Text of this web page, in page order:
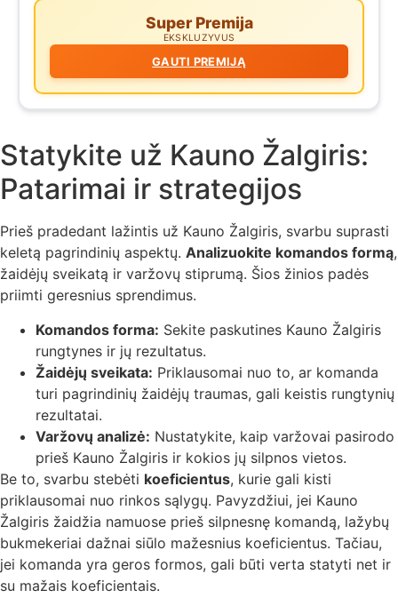
Super Premija
EKSKLUZYVUS
GAUTI PREMIJĄ
Statykite už Kauno Žalgiris:
Patarimai ir strategijos
Prieš pradedant lažintis už Kauno Žalgiris, svarbu suprasti
keletą pagrindinių aspektų. Analizuokite komandos formą,
žaidėjų sveikatą ir varžovų stiprumą. Šios žinios padės
priimti geresnius sprendimus.
Komandos forma: Sekite paskutines Kauno Žalgiris
rungtynes ir jų rezultatus.
Žaidėjų sveikata: Priklausomai nuo to, ar komanda
turi pagrindinių žaidėjų traumas, gali keistis rungtynių
rezultatai.
Varžovų analizė: Nustatykite, kaip varžovai pasirodo
prieš Kauno Žalgiris ir kokios jų silpnos vietos.
Be to, svarbu stebėti koeficientus, kurie gali kisti
priklausomai nuo rinkos sąlygų. Pavyzdžiui, jei Kauno
Žalgiris žaidžia namuose prieš silpnesnę komandą, lažybų
bukmekeriai dažnai siūlo mažesnius koeficientus. Tačiau,
jei komanda yra geros formos, gali būti verta statyti net ir
su mažais koeficientais.